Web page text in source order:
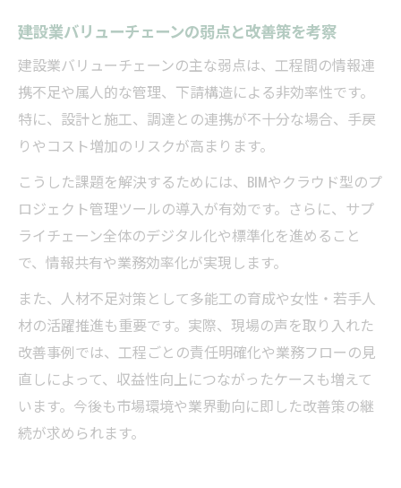
建設業バリューチェーンの弱点と改善策を考察
建設業バリューチェーンの主な弱点は、工程間の情報連
携不足や属人的な管理、下請構造による非効率性です。
特に、設計と施工、調達との連携が不十分な場合、手戻
りやコスト増加のリスクが高まります。
こうした課題を解決するためには、BIMやクラウド型のプ
ロジェクト管理ツールの導入が有効です。さらに、サプ
ライチェーン全体のデジタル化や標準化を進めること
で、情報共有や業務効率化が実現します。
また、人材不足対策として多能工の育成や女性・若手人
材の活躍推進も重要です。実際、現場の声を取り入れた
改善事例では、工程ごとの責任明確化や業務フローの見
直しによって、収益性向上につながったケースも増えて
います。今後も市場環境や業界動向に即した改善策の継
続が求められます。